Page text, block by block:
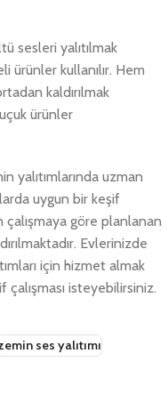
sesleri yalıtılmak
ürünler kullanılır. Hem
kaldırılmak
ürünler
yalıtımlarında uzman
uygun bir keşif
çalışmaya göre planlanan
Evlerinizde
için hizmet almak
isteyebilirsiniz.
ses yalıtımı